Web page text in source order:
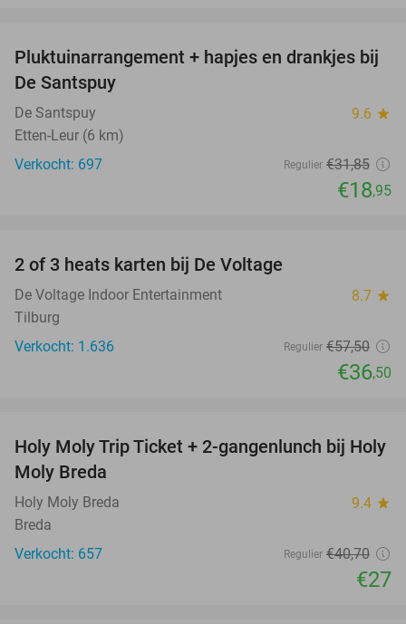
41%
Pluktuinarrangement + hapjes en drankjes bij
De Santspuy
De Santspuy 9.6 star
Etten-Leur (6 km)
Verkocht: 697
Regulier €31,85
€18,95
2 of 3 heats karten bij De Voltage
De Voltage Indoor Entertainment 8.7 star
Tilburg
Verkocht: 1.636
Regulier €57,50
€36,50
34%
Holy Moly Trip Ticket + 2-gangenlunch bij Holy
Moly Breda
Holy Moly Breda 9.4 star
Breda
Verkocht: 657
Regulier €40,70
€27